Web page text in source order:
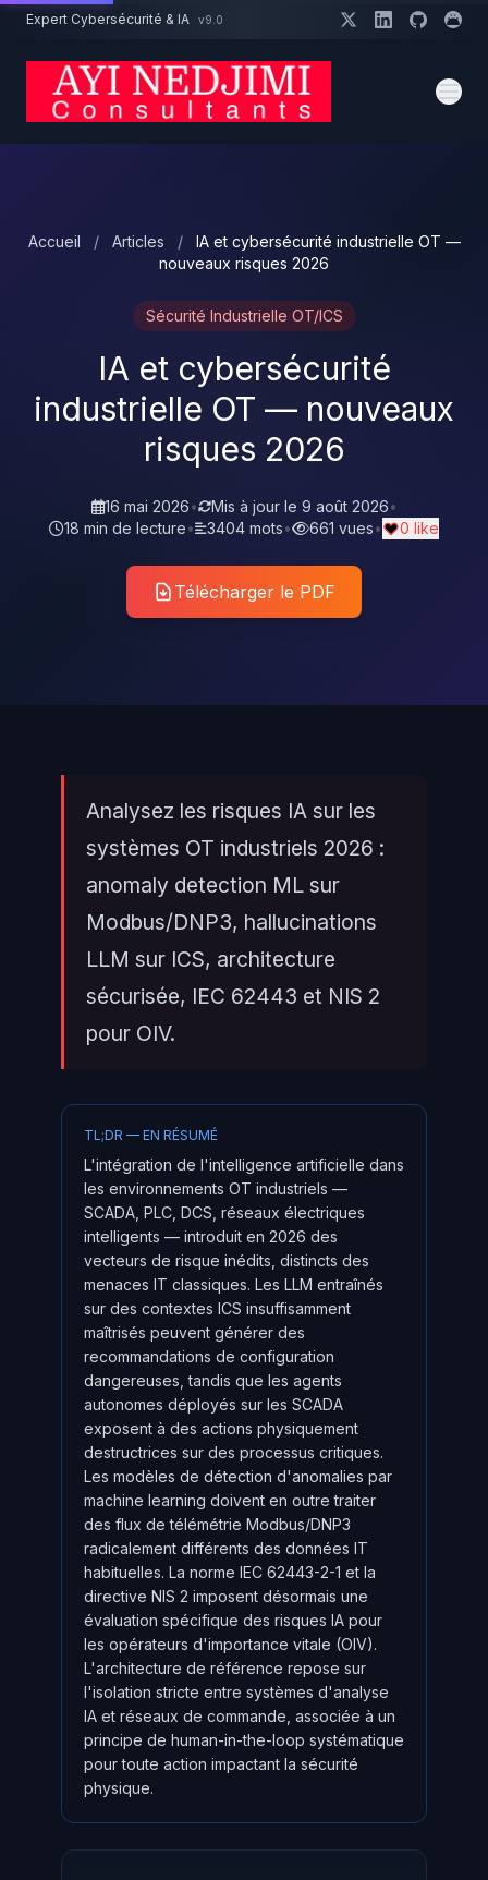
Aller au contenu principal
Expert Cybersécurité & IA v9.0
Accueil / Articles /
IA et cybersécurité industrielle OT —
nouveaux risques 2026
Sécurité Industrielle OT/ICS
IA et cybersécurité
industrielle OT — nouveaux
risques 2026
16 mai 2026• Mis à jour le 9 août 2026•
18 min de lecture• 3404 mots• 661 vues• 0 like
Télécharger le PDF
Analysez les risques IA sur les
systèmes OT industriels 2026 :
anomaly detection ML sur
Modbus/DNP3, hallucinations
LLM sur ICS, architecture
sécurisée, IEC 62443 et NIS 2
pour OIV.
TL;DR — EN RÉSUMÉ
L'intégration de l'intelligence artificielle dans
les environnements OT industriels —
SCADA, PLC, DCS, réseaux électriques
intelligents — introduit en 2026 des
vecteurs de risque inédits, distincts des
menaces IT classiques. Les LLM entraînés
sur des contextes ICS insuffisamment
maîtrisés peuvent générer des
recommandations de configuration
dangereuses, tandis que les agents
autonomes déployés sur les SCADA
exposent à des actions physiquement
destructrices sur des processus critiques.
Les modèles de détection d'anomalies par
machine learning doivent en outre traiter
des flux de télémétrie Modbus/DNP3
radicalement différents des données IT
habituelles. La norme IEC 62443-2-1 et la
directive NIS 2 imposent désormais une
évaluation spécifique des risques IA pour
les opérateurs d'importance vitale (OIV).
L'architecture de référence repose sur
l'isolation stricte entre systèmes d'analyse
IA et réseaux de commande, associée à un
principe de human-in-the-loop systématique
pour toute action impactant la sécurité
physique.
Un projet cybersécurité ?